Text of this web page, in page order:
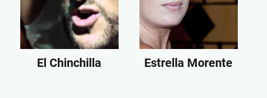
El Chinchilla Estrella Morente